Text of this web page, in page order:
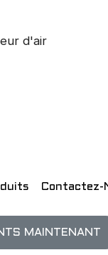
d'air
Contactez-
MAINTENANT